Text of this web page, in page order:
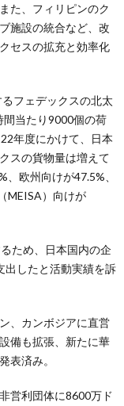
た、フィリピンのク
施設の統合など、改
セスの拡充と効率化
フェデックスの北太
当たり9000個の荷
年度にかけて、日本
スの貨物量は増えて
欧州向けが47.5%、
MEISA）向けが
ため、日本国内の企
出したと活動実績を訴
、カンボジアに直営
備も拡張、新たに華
表済み。
営利団体に8600万ド